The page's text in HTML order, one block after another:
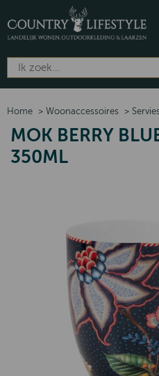
Home > Woonaccessoires > Servies
MOK BERRY
350ML